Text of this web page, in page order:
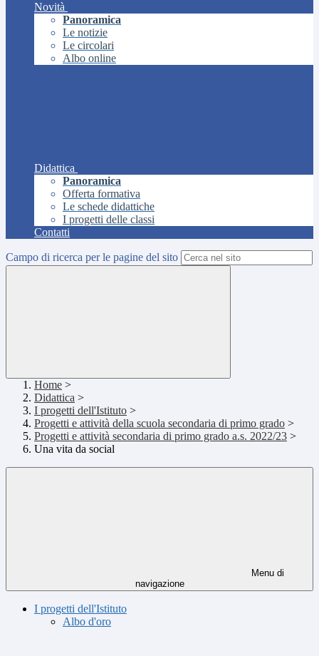
Novità
Panoramica
Le notizie
Le circolari
Albo online
Didattica
Panoramica
Offerta formativa
Le schede didattiche
I progetti delle classi
Contatti
Campo di ricerca per le pagine del sito
Home >
Didattica >
I progetti dell'Istituto >
Progetti e attività della scuola secondaria di primo grado >
Progetti e attività secondaria di primo grado a.s. 2022/23 >
Una vita da social
Menu di
navigazione
I progetti dell'Istituto
Albo d'oro